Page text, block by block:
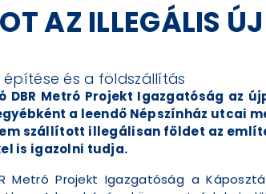
AZ ILLEGÁLIS
és a földszállítás
Metró Projekt Igazgatóság az
a leendő Népszínház utcai
szállított illegálisan földet az
is igazolni tudja.
Projekt Igazgatóság a